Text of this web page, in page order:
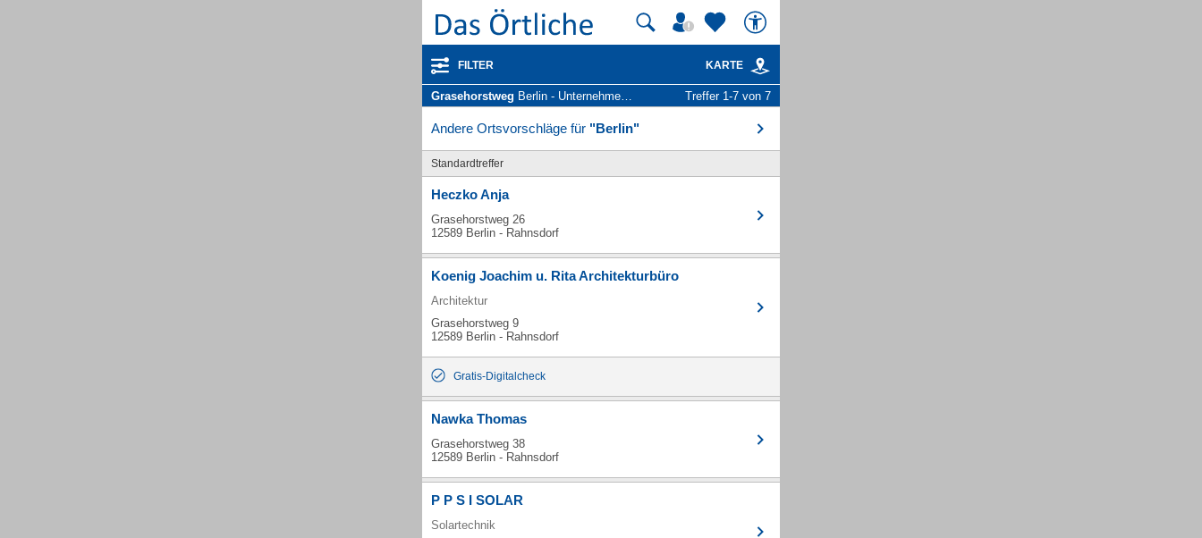
FILTER KARTE
Grasehorstweg Berlin - Unternehmen und Personen Treffer 1-7 von 7
Andere Ortsvorschläge für "Berlin"
Standardtreffer
Heczko Anja
Grasehorstweg 26
12589 Berlin - Rahnsdorf
Koenig Joachim u. Rita Architekturbüro
Architektur
Grasehorstweg 9
12589 Berlin - Rahnsdorf
Gratis-Digitalcheck
Nawka Thomas
Grasehorstweg 38
12589 Berlin - Rahnsdorf
P P S I SOLAR
Solartechnik